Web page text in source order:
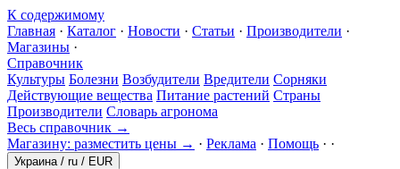
К содержимому
Главная · Каталог · Новости · Статьи · Производители ·
Магазины ·
Справочник
Культуры Болезни Возбудители Вредители Сорняки
Действующие вещества Питание растений Страны
Производители Словарь агронома
Весь справочник →
Магазину: разместить цены → · Реклама · Помощь · ·
Украина / ru / EUR